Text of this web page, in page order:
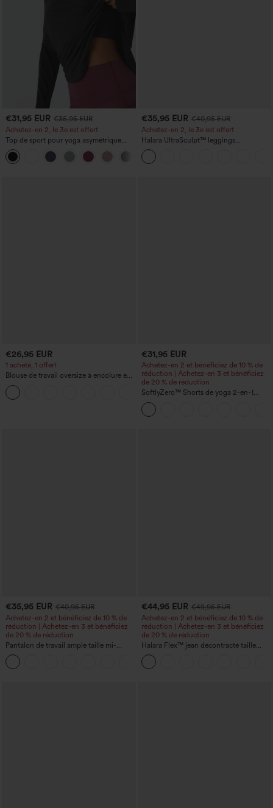
€31,95 EUR €35,95 EUR
Achetez-en 2, le 3e est offert
Top de sport pour yoga asymétrique
(une épaule) à manches longues avec
ouverture pour le pouce, ourlet arrondi
haut-bas, séchage rapide, soutien-gorge
€35,95 EUR €40,95 EUR
Achetez-en 2, le 3e est offert
Halara UltraSculpt™ leggings
d'entraînement taille haute — fronces
liftantes pour le fessier, maintien gainant
du ventre et poche
€26,95 EUR
1 acheté, 1 offert
Blouse de travail oversize à encolure en
V, manches courtes, en tissu
anti‑froissage
+1
€31,95 EUR
Achetez-en 2 et bénéficiez de 10 % de
réduction | Achetez-en 3 et bénéficiez
de 20 % de réduction
SoftlyZero™ Shorts de yoga 2-en-1
InstantCool, super taille haute, aérés, 5''
avec poches — longueur allongée
€35,95 EUR €40,95 EUR
Achetez-en 2 et bénéficiez de 10 % de
réduction | Achetez-en 3 et bénéficiez
de 20 % de réduction
Pantalon de travail ample taille mi-
haute, coupe « barrel » (jambe en forme
de tonneau) avec poches
€44,95 EUR €49,95 EUR
Achetez-en 2 et bénéficiez de 10 % de
réduction | Achetez-en 3 et bénéficiez
de 20 % de réduction
Halara Flex™ jean décontracté taille
haute, large, avec poches, ourlet
retroussé et effet délavé